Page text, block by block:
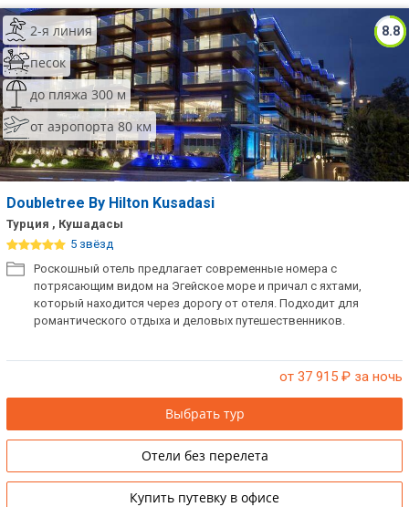
8.8
2-я линия
песок
до пляжа 300 м
от аэропорта 80 км
Doubletree By Hilton Kusadasi
Турция , Кушадасы
5 звёзд
Роскошный отель предлагает современные номера с
потрясающим видом на Эгейское море и причал с яхтами,
который находится через дорогу от отеля. Подходит для
романтического отдыха и деловых путешественников.
от 37 915 ₽ за ночь
Выбрать тур
Отели без перелета
Купить путевку в офисе